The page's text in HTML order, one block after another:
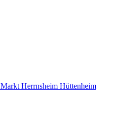
Markt Herrnsheim Hüttenheim